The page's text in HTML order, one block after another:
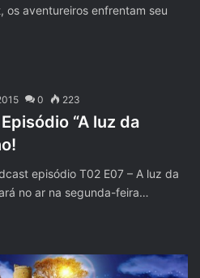
os aventureiros enfrentam seu
0 223
“A luz da
episódio T02 E07 – A luz da
no ar na segunda-feira…